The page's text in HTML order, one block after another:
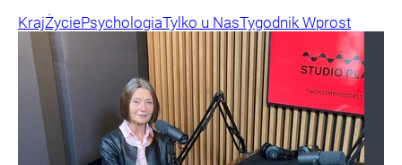
KrajŻyciePsychologiaTylko u NasTygodnik Wprost